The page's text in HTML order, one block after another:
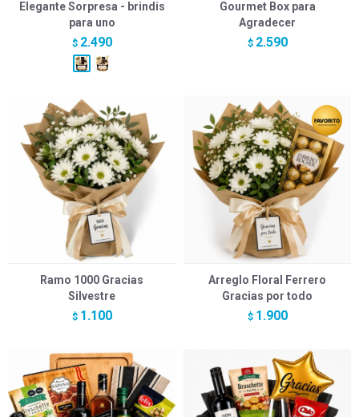
Elegante Sorpresa - brindis
para uno
$ 2.490
Gourmet Box para
Agradecer
$ 2.590
Ramo 1000 Gracias
Silvestre
$ 1.100
Arreglo Floral Ferrero
Gracias por todo
$ 1.900